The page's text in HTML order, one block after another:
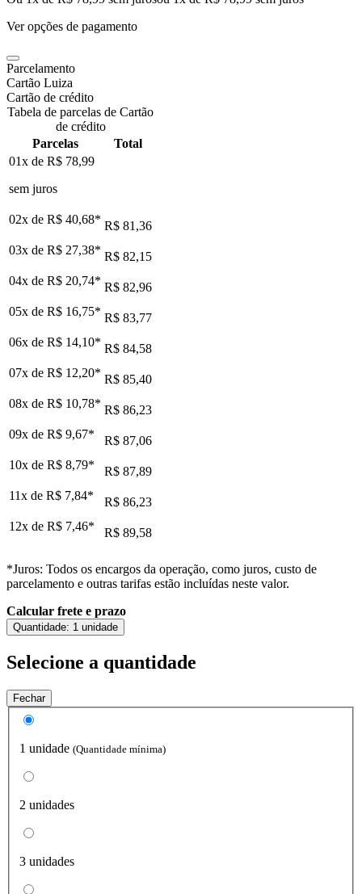
Ver opções de pagamento
Parcelamento
Cartão Luiza
Cartão de crédito
Tabela de parcelas de Cartão
de crédito
Parcelas
Total
01x de R$ 78,99
sem juros
02x de R$ 40,68* R$ 81,36
03x de R$ 27,38* R$ 82,15
04x de R$ 20,74* R$ 82,96
05x de R$ 16,75* R$ 83,77
06x de R$ 14,10* R$ 84,58
07x de R$ 12,20* R$ 85,40
08x de R$ 10,78* R$ 86,23
09x de R$ 9,67*
R$ 87,06
10x de R$ 8,79*
R$ 87,89
11x de R$ 7,84*
R$ 86,23
12x de R$ 7,46* R$ 89,58
*Juros: Todos os encargos da operação, como juros, custo de
parcelamento e outras tarifas estão incluídas neste valor.
Calcular frete e prazo
Quantidade: 1 unidade
Selecione a quantidade
Fechar
1 unidade (Quantidade mínima)
2 unidades
3 unidades